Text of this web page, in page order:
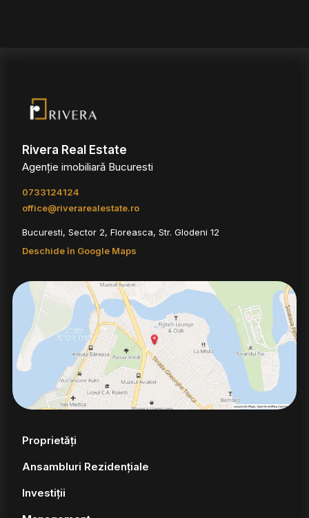
Rivera Real Estate
Agenție imobiliară Bucuresti
0733124124
office@riverarealestate.ro
Bucuresti, Sector 2, Floreasca, Str. Glodeni 12
Deschide în Google Maps
Proprietăți
Ansambluri Rezidențiale
Investiții